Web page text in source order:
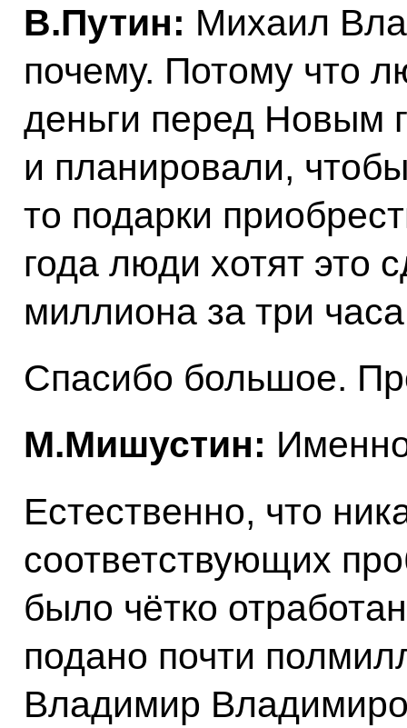
В.Путин: Михаил
почему. Потому что
деньги перед Новым
и планировали,
то подарки
года люди хотят это
миллиона за три
Спасибо большое.
М.Мишустин:
Естественно, что
соответствующих
было чётко
подано почти
Владимир